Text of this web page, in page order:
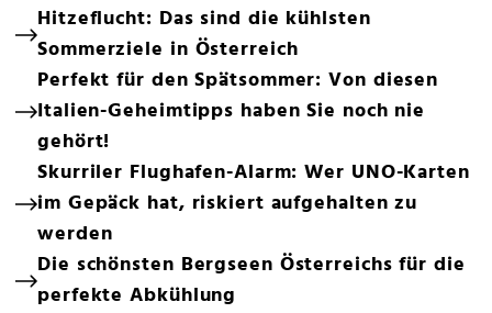
Hitzeflucht: Das sind die kühlsten
Sommerziele in Österreich
Perfekt für den Spätsommer: Von diesen
Italien-Geheimtipps haben Sie noch nie
gehört!
Skurriler Flughafen-Alarm: Wer UNO-Karten
im Gepäck hat, riskiert aufgehalten zu
werden
Die schönsten Bergseen Österreichs für die
perfekte Abkühlung